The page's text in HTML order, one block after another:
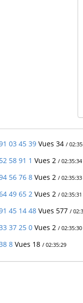
03 45 39 Vues 34 /
58 91 1 Vues 2 / 02:35:34
56 76 8 Vues 2 / 02:35:33
49 65 2 Vues 2 / 02:35:31
45 14 48 Vues 577 /
37 25 0 Vues 2 / 02:35:30
8 Vues 18 / 02:35:29